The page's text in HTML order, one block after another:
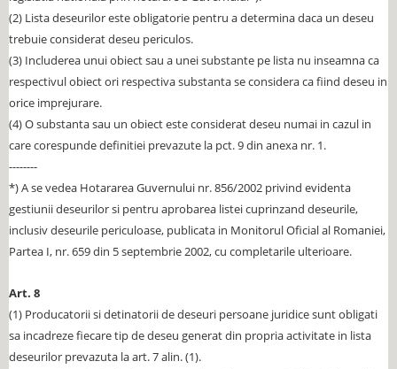
(2) Lista deseurilor este obligatorie pentru a determina daca un deseu
trebuie considerat deseu periculos.
(3) Includerea unui obiect sau a unei substante pe lista nu inseamna ca
respectivul obiect ori respectiva substanta se considera ca fiind deseu in
orice imprejurare.
(4) O substanta sau un obiect este considerat deseu numai in cazul in
care corespunde definitiei prevazute la pct. 9 din anexa nr. 1.
--------
*) A se vedea Hotararea Guvernului nr. 856/2002 privind evidenta
gestiunii deseurilor si pentru aprobarea listei cuprinzand deseurile,
inclusiv deseurile periculoase, publicata in Monitorul Oficial al Romaniei,
Partea I, nr. 659 din 5 septembrie 2002, cu completarile ulterioare.
Art. 8
(1) Producatorii si detinatorii de deseuri persoane juridice sunt obligati
sa incadreze fiecare tip de deseu generat din propria activitate in lista
deseurilor prevazuta la art. 7 alin. (1).